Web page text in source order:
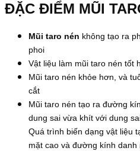
ĐẶC ĐIỂM MŨI
Mũi taro nén không tạo ra
phoi
Vật liệu làm mũi taro nén tốt
Mũi taro nén khỏe hơn, và
cắt
Mũi taro nén tạo ra đường
dung sai vừa khít với dung
Quá trình biến dạng vật liệu
mặt cao và đường kính danh